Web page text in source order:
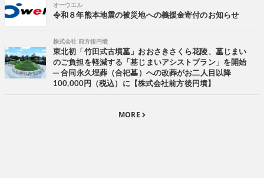
オーウエル
令和８年熊本地震の被災地への義援金寄付のお知らせ
株式会社 前方後円墳
東北初「竹田式古墳墓」おおさきさくら花陵、墓じまい
のご負担を軽減する「墓じまいアシストプラン」を開始
─ 合同永久埋葬（合祀墓）への改葬がお二人目以降
100,000円（税込）に【株式会社前方後円墳】
MORE